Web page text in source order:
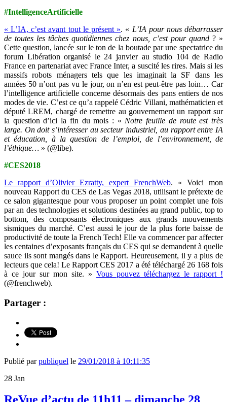
#IntelligenceArtificielle
« L’IA, c’est avant tout le présent ». « L’IA pour nous débarrasser
de toutes les tâches quotidiennes chez nous, c’est pour quand ? »
Cette question, lancée sur le ton de la boutade par une spectatrice du
forum Libération organisé le 24 janvier au studio 104 de Radio
France en partenariat avec France Inter, a suscité les rires. Mais si les
massifs robots ménagers tels que les imaginait la SF dans les
années 50 n’ont pas vu le jour, on n’en est peut-être pas loin… Car
l’intelligence artificielle concerne désormais des pans entiers de nos
modes de vie. C’est ce qu’a rappelé Cédric Villani, mathématicien et
député LREM, chargé de remettre au gouvernement un rapport sur
la question d’ici la fin du mois : « Notre feuille de route est très
large. On doit s’intéresser au secteur industriel, au rapport entre IA
et éducation, à la question de l’emploi, de l’environnement, de
l’éthique… » (@libe).
#CES2018
Le rapport d’Olivier Ezratty, expert FrenchWeb. « Voici mon
nouveau Rapport du CES de Las Vegas 2018, utilisant le prétexte de
ce salon gigantesque pour vous proposer un point complet une fois
par an des technologies et solutions destinées au grand public, top to
bottom, des composants électroniques aux grands mouvements
sismiques du marché. C’est aussi le jour de la plus forte baisse de
productivité de toute la French Tech! Elle va commencer par affecter
les centaines d’exposants français du CES qui se demandent à quelle
sauce ils sont mangés dans le Rapport. Heureusement, il y a plus de
lecteurs que cela! Le Rapport CES 2017 a été téléchargé 26 168 fois
à ce jour sur mon site. » Vous pouvez téléchargez le rapport !
(@frenchweb).
Partager :
Publié parpubliquel le 29/01/2018 à 10:11:35
28 Jan